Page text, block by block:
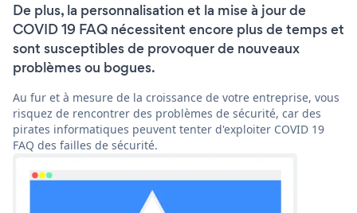
De plus, la personnalisation et la mise à jour de
COVID 19 FAQ nécessitent encore plus de temps et
sont susceptibles de provoquer de nouveaux
problèmes ou bogues.
Au fur et à mesure de la croissance de votre entreprise, vous
risquez de rencontrer des problèmes de sécurité, car des
pirates informatiques peuvent tenter d'exploiter COVID 19
FAQ des failles de sécurité.